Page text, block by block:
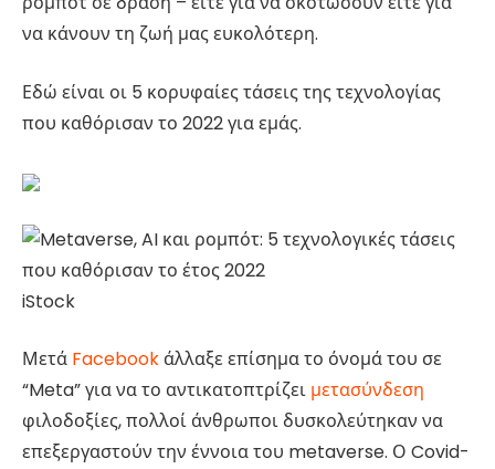
να κάνουν τη ζωή μας ευκολότερη.
Εδώ είναι οι 5 κορυφαίες τάσεις της τεχνολογίας
που καθόρισαν το 2022 για εμάς.
iStock
Μετά Facebook άλλαξε επίσημα το όνομά του σε
“Meta” για να το αντικατοπτρίζει μετασύνδεση
φιλοδοξίες, πολλοί άνθρωποι δυσκολεύτηκαν να
επεξεργαστούν την έννοια του metaverse. Ο Covid-